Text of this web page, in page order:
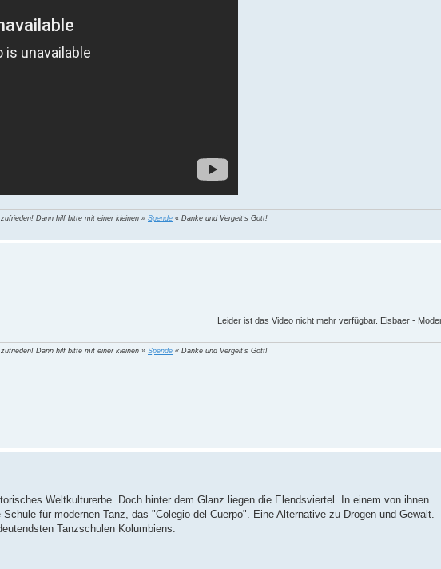
Dann hilf bitte mit einer kleinen » Spende « Danke und Vergelt's Gott!
Leider ist das Video nicht mehr verfügbar. Eisbaer -
Dann hilf bitte mit einer kleinen » Spende « Danke und Vergelt's Gott!
Weltkulturerbe. Doch hinter dem Glanz liegen die Elendsviertel. In einem von ihnen
für modernen Tanz, das "Colegio del Cuerpo". Eine Alternative zu Drogen und Gewalt.
Tanzschulen Kolumbiens.